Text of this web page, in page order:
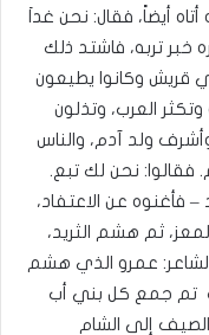
أيضاً، فقال: نحن غداَ
تربه، فاشتد ذلك
قريش وكانوا يطيعون
العرب، وتذلون
ولد آدم، والناس
فقالوا: نحن لك تبع.
– فأغنوه عن الاعتفاد،
ثم هشم الثريد،
عمرو الذي هشم
تم جمع كل بني أب
إلى الشام